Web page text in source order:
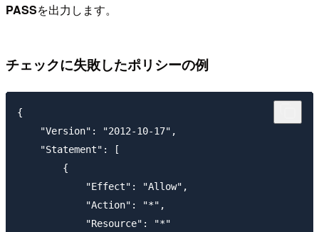
PASSを出力します。
チェックに失敗したポリシーの例
{
    "Version": "2012-10-17",
    "Statement": [
        {
            "Effect": "Allow",
            "Action": "*",
            "Resource": "*"